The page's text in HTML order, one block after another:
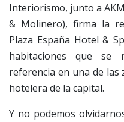
Interiorismo, junto a
& Molinero), firma la
Plaza España Hotel &
habitaciones que se
referencia en una de las
hotelera de la capital.
Y no podemos